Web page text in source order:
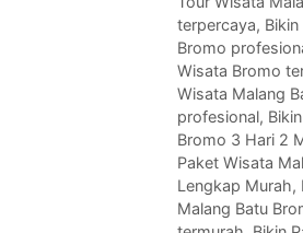
terpercaya,
Bromo
Wisata Bromo
Wisata Malang
profesional,
Bromo 3 Hari 2
Paket Wisata
Lengkap Murah,
Malang Batu